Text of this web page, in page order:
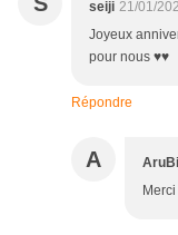
seiji 21/01/
Joyeux
pour nous ♥♥
Répondre
A